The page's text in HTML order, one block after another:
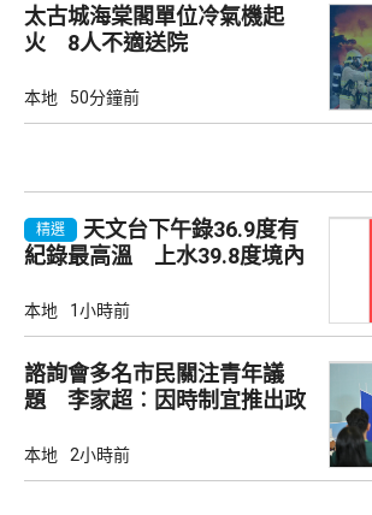
太古城海棠閣單位冷氣機起
火 8人不適送院
本地 50分鐘前
精選
天文台下午錄36.9度有
紀錄最高溫 上水39.8度境內
本地 1小時前
諮詢會多名市民關注青年議
題 李家超︰因時制宜推出政
本地 2小時前